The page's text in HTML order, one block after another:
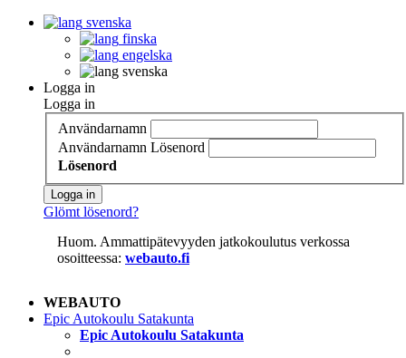
svenska
finska
engelska
svenska
Logga in
Logga in
Användarnamn
Användarnamn Lösenord
Lösenord
Logga in
Glömt lösenord?
Huom. Ammattipätevyyden jatkokoulutus verkossa
osoitteessa: webauto.fi
WEBAUTO
Epic Autokoulu Satakunta
Epic Autokoulu Satakunta